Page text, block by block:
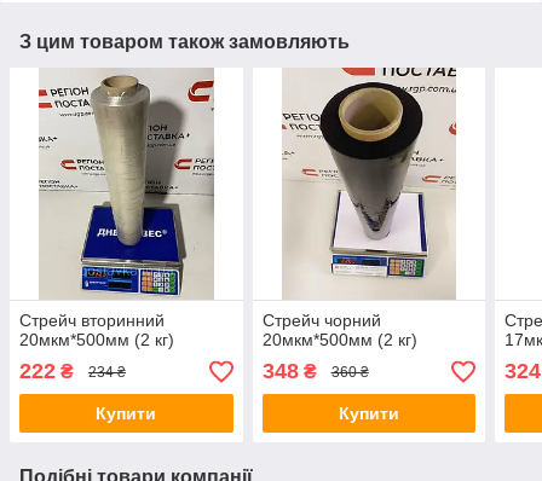
З цим товаром також замовляють
Стрейч вторинний
20мкм*500мм (2 кг)
222 ₴ 234 ₴
Купити
Стрейч чорний
20мкм*500мм (2 кг)
348₴ 360 ₴
Купити
324